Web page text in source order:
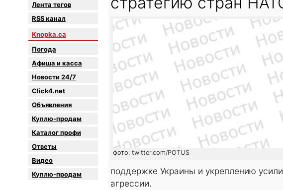
Лента тегов
RSS канал
Knopka.ca
Погода
Афиша и касса
Новости 24/7
Click4.net
Объявления
Куплю-продам
Каталог профи
Oтветы
Видео
Куплю-продам
фото: twitter.com/POTUS
поддержке Украины и укреплению
агрессии.